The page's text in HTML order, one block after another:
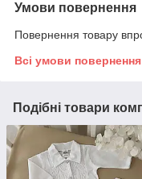
Умови повернення
Повернення товару
Всі умови повернення
Подібні товари